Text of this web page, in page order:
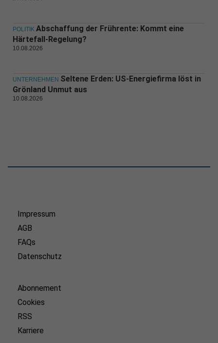
POLITIK Abschaffung der Frührente: Kommt eine
Härtefall-Regelung?
10.08.2026
UNTERNEHMEN Seltene Erden: US-Energiefirma löst in
Grönland Unmut aus
10.08.2026
Impressum
AGB
FAQs
Datenschutz
Abonnement
Cookies
RSS
Karriere